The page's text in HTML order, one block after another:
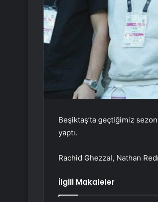
Beşiktaş’ta geçtiğimiz
yaptı.
Rachid Ghezzal, Nathan
İlgili Makaleler